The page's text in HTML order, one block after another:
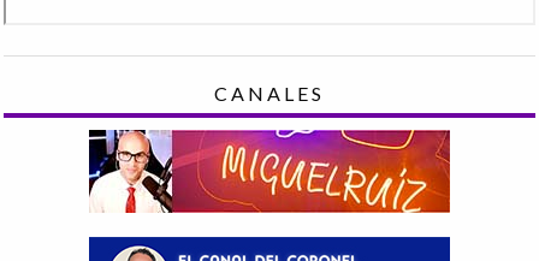
CANALES